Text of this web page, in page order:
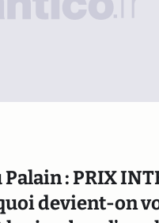
: PRIX
devient-on